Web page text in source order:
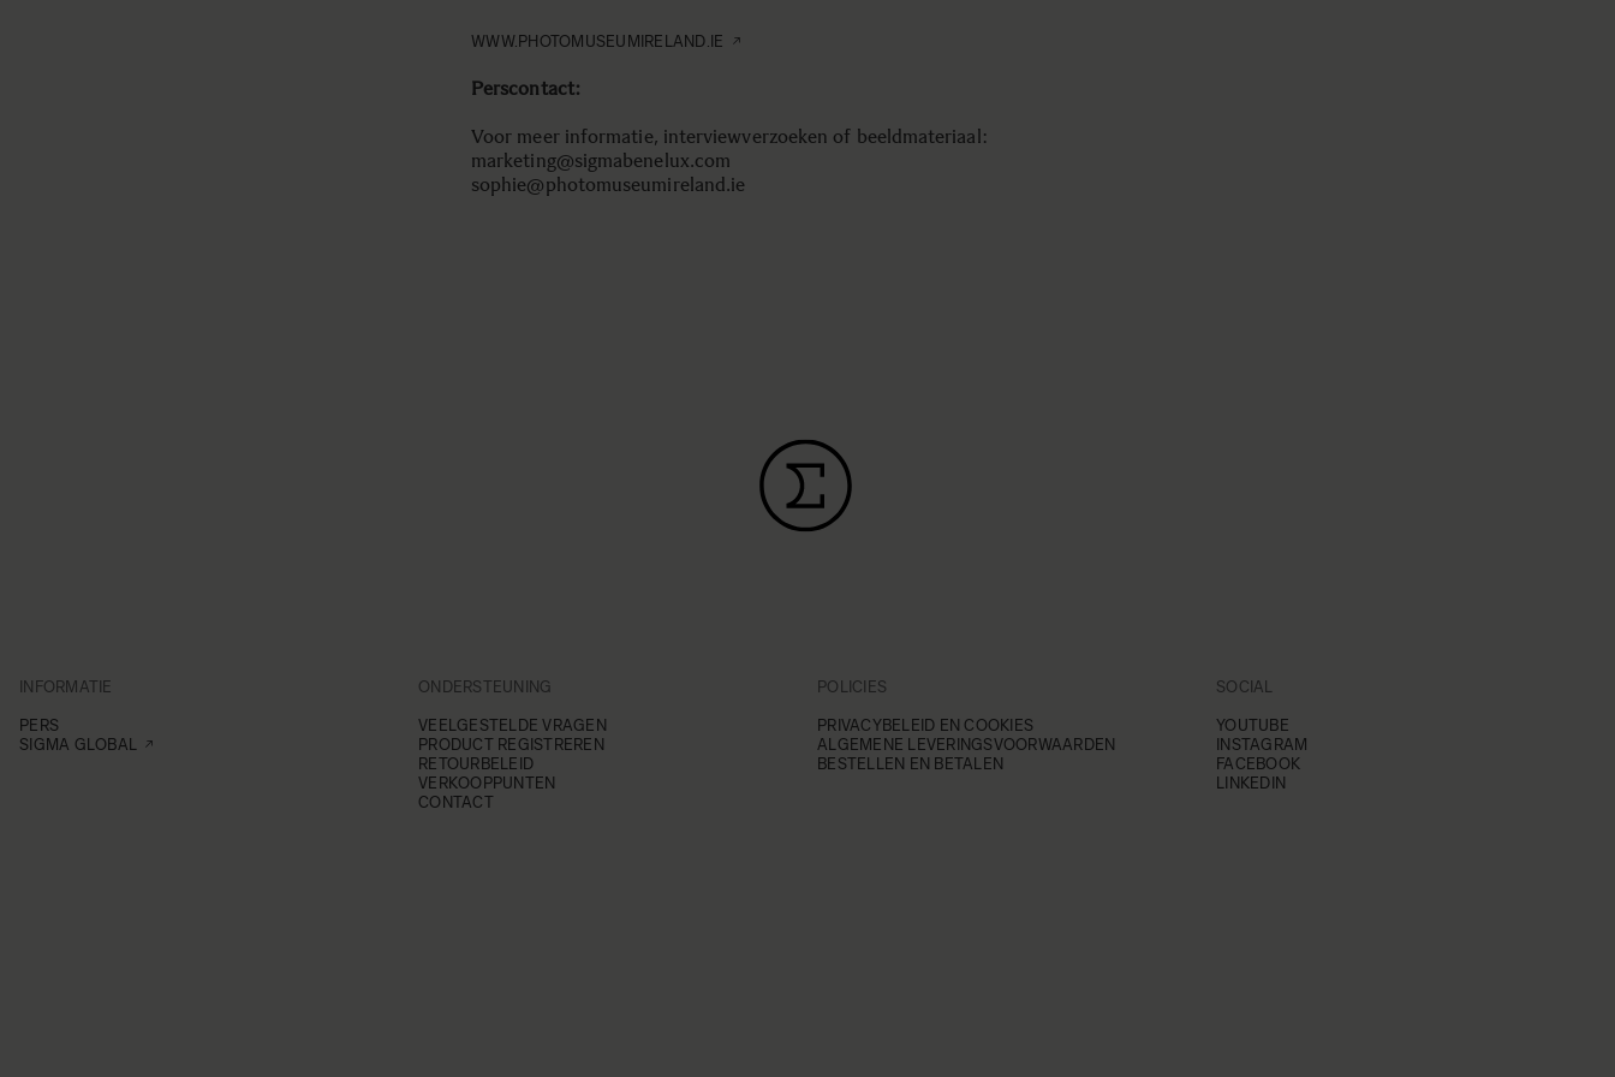
WWW.PHOTOMUSEUMIRELAND.IE
Perscontact:
Voor meer informatie, interviewverzoeken of beeldmateriaal:
marketing@sigmabenelux.com
sophie@photomuseumireland.ie
INFORMATIE
PERS
SIGMA GLOBAL
ONDERSTEUNING
VEELGESTELDE VRAGEN
PRODUCT REGISTREREN
RETOURBELEID
VERKOOPPUNTEN
CONTACT
POLICIES
PRIVACYBELEID EN COOKIES
ALGEMENE LEVERINGSVOORWAARDEN
BESTELLEN EN BETALEN
SOCIAL
YOUTUBE
INSTAGRAM
FACEBOOK
LINKEDIN